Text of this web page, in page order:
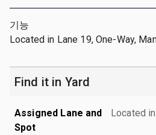
기능
Located in Lane 19, One-Way,
Find it in Yard
Assigned Lane and
Spot
Located